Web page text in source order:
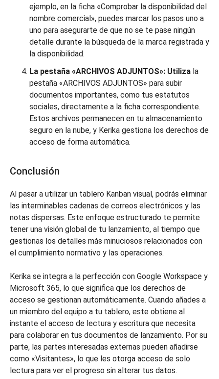
ejemplo, en la ficha «Comprobar la disponibilidad del
nombre comercial», puedes marcar los pasos uno a
uno para asegurarte de que no se te pase ningún
detalle durante la búsqueda de la marca registrada y
la disponibilidad.
La pestaña «ARCHIVOS ADJUNTOS»: Utiliza la
pestaña «ARCHIVOS ADJUNTOS» para subir
documentos importantes, como tus estatutos
sociales, directamente a la ficha correspondiente.
Estos archivos permanecen en tu almacenamiento
seguro en la nube, y Kerika gestiona los derechos de
acceso de forma automática.
Conclusión
Al pasar a utilizar un tablero Kanban visual, podrás eliminar
las interminables cadenas de correos electrónicos y las
notas dispersas. Este enfoque estructurado te permite
tener una visión global de tu lanzamiento, al tiempo que
gestionas los detalles más minuciosos relacionados con
el cumplimiento normativo y las operaciones.
Kerika se integra a la perfección con Google Workspace y
Microsoft 365, lo que significa que los derechos de
acceso se gestionan automáticamente. Cuando añades a
un miembro del equipo a tu tablero, este obtiene al
instante el acceso de lectura y escritura que necesita
para colaborar en tus documentos de lanzamiento. Por su
parte, las partes interesadas externas pueden añadirse
como «Visitantes», lo que les otorga acceso de solo
lectura para ver el progreso sin alterar tus datos.